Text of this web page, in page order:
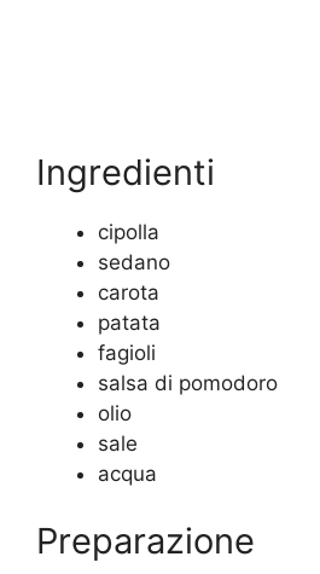
Ingredienti
cipolla
sedano
carota
patata
fagioli
salsa di pomodoro
olio
sale
acqua
Preparazione